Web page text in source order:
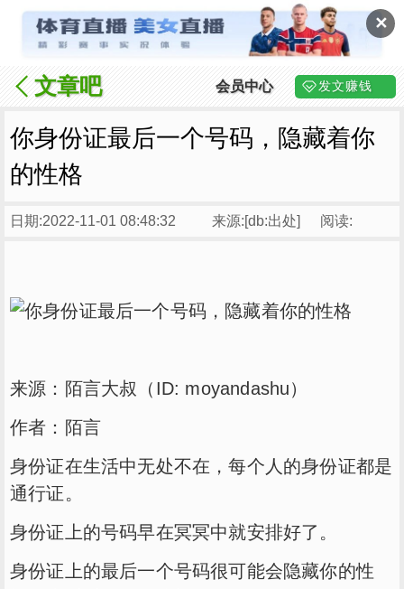
✕
文章吧 会员中心 发文赚钱
你身份证最后一个号码，隐藏着你
的性格
日期:2022-11-01 08:48:32 来源:[db:出处] 阅读:
来源：陌言大叔（ID: moyandashu）
作者：陌言
身份证在生活中无处不在，每个人的身份证都是
通行证。
身份证上的号码早在冥冥中就安排好了。
身份证上的最后一个号码很可能会隐藏你的性